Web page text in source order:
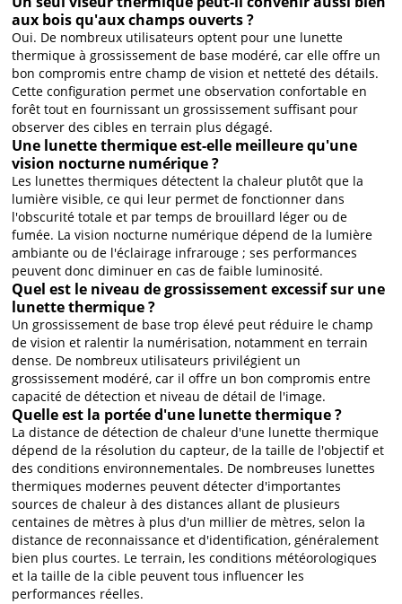
aux bois qu'aux champs ouverts ?
Oui. De nombreux utilisateurs optent pour une lunette
thermique à grossissement de base modéré, car elle offre un
bon compromis entre champ de vision et netteté des détails.
Cette configuration permet une observation confortable en
forêt tout en fournissant un grossissement suffisant pour
observer des cibles en terrain plus dégagé.
Une lunette thermique est-elle meilleure qu'une
vision nocturne numérique ?
Les lunettes thermiques détectent la chaleur plutôt que la
lumière visible, ce qui leur permet de fonctionner dans
l'obscurité totale et par temps de brouillard léger ou de
fumée. La vision nocturne numérique dépend de la lumière
ambiante ou de l'éclairage infrarouge ; ses performances
peuvent donc diminuer en cas de faible luminosité.
Quel est le niveau de grossissement excessif sur une
lunette thermique ?
Un grossissement de base trop élevé peut réduire le champ
de vision et ralentir la numérisation, notamment en terrain
dense. De nombreux utilisateurs privilégient un
grossissement modéré, car il offre un bon compromis entre
capacité de détection et niveau de détail de l'image.
Quelle est la portée d'une lunette thermique ?
La distance de détection de chaleur d'une lunette thermique
dépend de la résolution du capteur, de la taille de l'objectif et
des conditions environnementales. De nombreuses lunettes
thermiques modernes peuvent détecter d'importantes
sources de chaleur à des distances allant de plusieurs
centaines de mètres à plus d'un millier de mètres, selon la
distance de reconnaissance et d'identification, généralement
bien plus courtes. Le terrain, les conditions météorologiques
et la taille de la cible peuvent tous influencer les
performances réelles.